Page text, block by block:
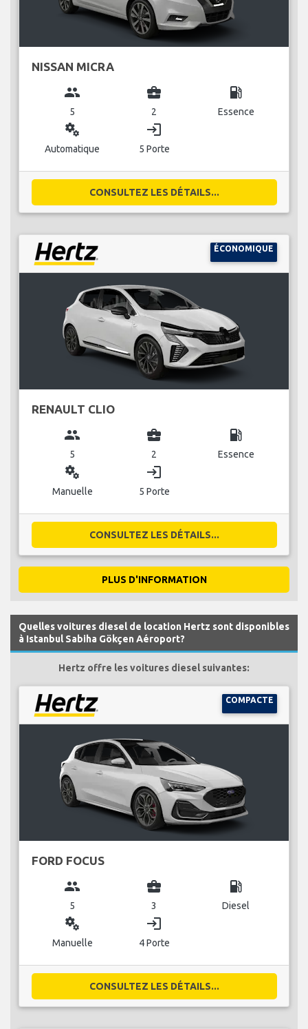
NISSAN MICRA
group
5
business_center
2
local_gas_station
Essence
miscellaneous_services
Automatique
login
5 Porte
CONSULTEZ LES DÉTAILS...
ÉCONOMIQUE
RENAULT CLIO
group
5
business_center
2
local_gas_station
Essence
miscellaneous_services
Manuelle
login
5 Porte
CONSULTEZ LES DÉTAILS...
PLUS D'INFORMATION
Quelles voitures diesel de location Hertz sont disponibles
à Istanbul Sabiha Gökçen Aéroport?
Hertz offre les voitures diesel suivantes:
COMPACTE
FORD FOCUS
group
5
business_center
3
local_gas_station
Diesel
miscellaneous_services
Manuelle
login
4 Porte
CONSULTEZ LES DÉTAILS...